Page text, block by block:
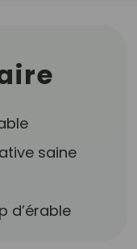
saine
d’érable